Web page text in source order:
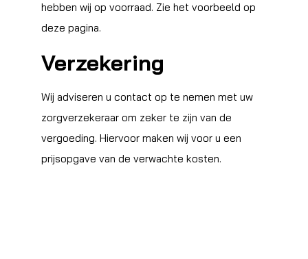
hebben wij op voorraad. Zie het voorbeeld op
deze pagina.
Verzekering
Wij adviseren u contact op te nemen met uw
zorgverzekeraar om zeker te zijn van de
vergoeding. Hiervoor maken wij voor u een
prijsopgave van de verwachte kosten.